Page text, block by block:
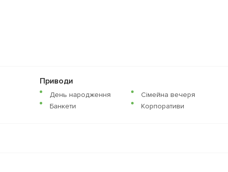
Приводи
День народження
Сімейна вечеря
Банкети
Корпоративи